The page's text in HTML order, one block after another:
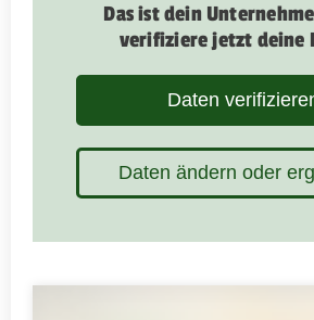
Das ist dein
verifiziere jetzt deine
Daten
Daten ändern oder